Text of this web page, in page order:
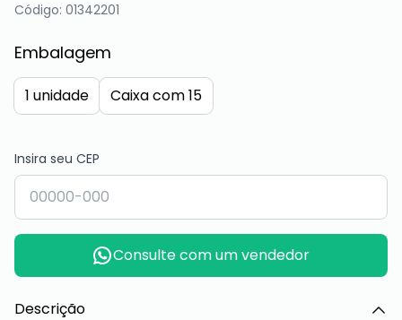
Código: 01342201
Embalagem
1 unidade Caixa com 15
Insira seu CEP
Consulte com um vendedor
Descrição